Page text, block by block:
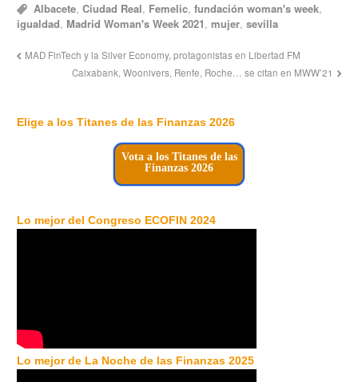
Albacete,Ciudad Real, Femelic,fundación woman's week,
igualdad, Madrid Woman's Week 2021,mujer,sevilla
MAD FinTech y la Silver Economy, protagonistas en Libertad FM
Caixabank, Woonivers, Renfe, Roche… se citan en MWW’21
Elige a los Titanes de las Finanzas 2026
Vota a los Titanes de las
Finanzas 2026
Lo mejor del Congreso ECOFIN 2024
Lo mejor de La Noche de las Finanzas 2025